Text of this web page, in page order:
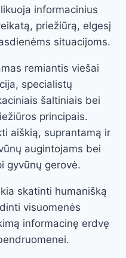
informacinius
priežiūrą, elgesį
situacijoms.
remiantis viešai
specialistų
šaltiniais bei
principais.
aiškią, suprantamą ir
augintojams bei
gyvūnų gerovė.
skatinti humanišką
visuomenės
informacinę erdvę